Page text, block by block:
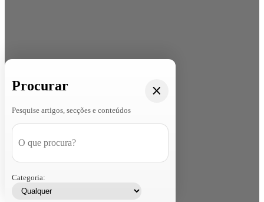
Procurar
Pesquise artigos, secções e conteúdos
Categoria: